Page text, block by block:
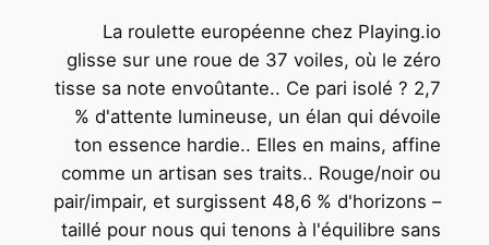
La roulette européenne chez Playing.io
glisse sur une roue de 37 voiles, où le zéro
tisse sa note envoûtante.. Ce pari isolé ? 2,7
% d'attente lumineuse, un élan qui dévoile
ton essence hardie.. Elles en mains, affine
comme un artisan ses traits.. Rouge/noir ou
pair/impair, et surgissent 48,6 % d'horizons –
taillé pour nous qui tenons à l'équilibre sans